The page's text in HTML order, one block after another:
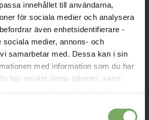
innehållet till användarna,
för sociala medier och analysera
även enhetsidentifierare -
sociala medier, annons- och
samarbetar med. Dessa kan i sin
med information som du har
har använt deras tjänster, samt
våra cookies vid fortsatt
oss. Här hittar du kontaktvägar
på Min sida.